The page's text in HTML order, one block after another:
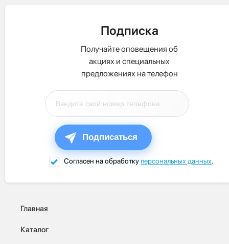
Подписка
Получайте оповещения об
акциях и специальных
предложениях на телефон
Подписаться
Согласен на обработкуперсональных данных.
Главная
Каталог